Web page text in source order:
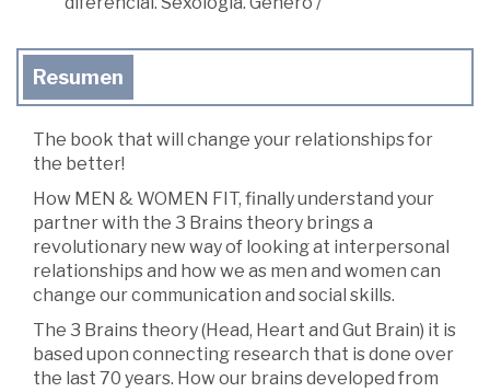
Resumen
The book that will change your relationships for
the better!
How MEN & WOMEN FIT, finally understand your
partner with the 3 Brains theory brings a
revolutionary new way of looking at interpersonal
relationships and how we as men and women can
change our communication and social skills.
The 3 Brains theory (Head, Heart and Gut Brain) it is
based upon connecting research that is done over
the last 70 years. How our brains developed from